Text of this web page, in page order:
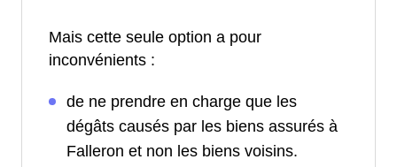
Mais cette seule option a pour
inconvénients :
de ne prendre en charge que les
dégâts causés par les biens assurés à
Falleron et non les biens voisins.